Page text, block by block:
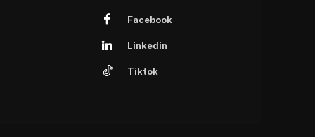
Facebook
Linkedin
Tiktok